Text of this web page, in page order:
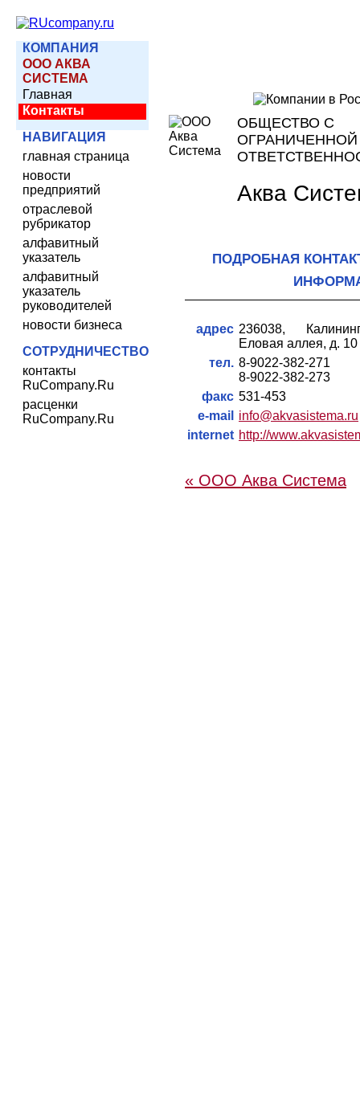
КОМПАНИЯ
ООО АКВА
СИСТЕМА
Главная
Контакты
НАВИГАЦИЯ
главная страница
новости
предприятий
отраслевой
рубрикатор
алфавитный
указатель
алфавитный
указатель
руководителей
новости бизнеса
СОТРУДНИЧЕСТВО
контакты
RuCompany.Ru
расценки
RuCompany.Ru
ОБЩЕСТВО С
ОГРАНИЧЕННОЙ
Аква
ПОДРОБНАЯ
адрес 236038,
Еловая аллея, д. 10
тел. 8-9022-382-271
8-9022-382-273
факс 531-453
e-mail
info@akvasistema.ru
internet http://
« ООО Аква Система